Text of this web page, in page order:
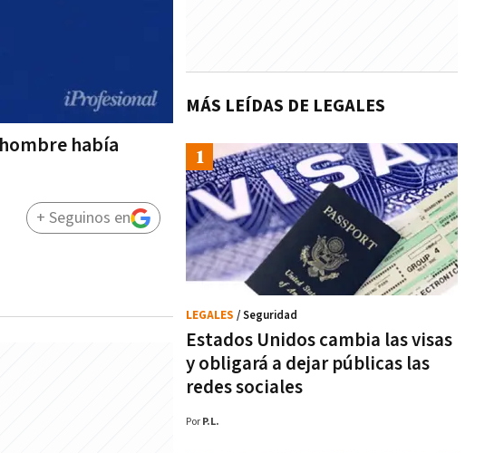
había
+ Seguinos en
MÁS LEÍDAS DE LEGALES
Estados Unidos cambia las visas
y obligará a dejar públicas las
redes sociales
LEGALES / Seguridad
Por P.L.